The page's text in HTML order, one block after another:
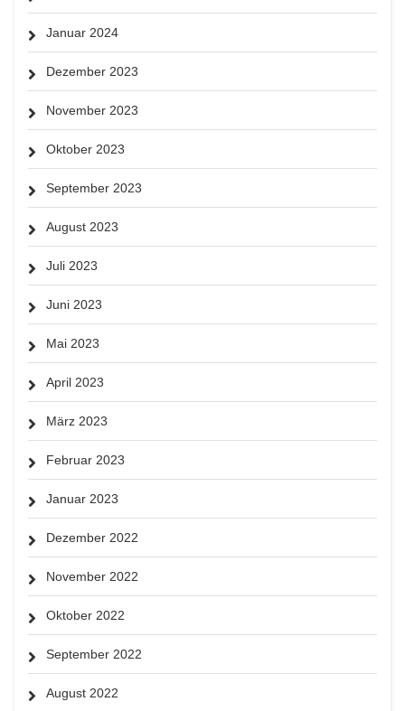
Januar 2024
Dezember 2023
November 2023
Oktober 2023
September 2023
August 2023
Juli 2023
Juni 2023
Mai 2023
April 2023
März 2023
Februar 2023
Januar 2023
Dezember 2022
November 2022
Oktober 2022
September 2022
August 2022